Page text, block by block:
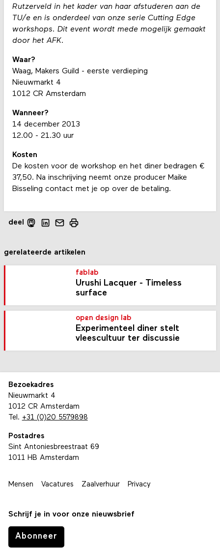
Rutzerveld in het kader van haar afstuderen aan de
TU/e en is onderdeel van onze serie Cutting Edge
workshops. Dit event wordt mede mogelijk gemaakt
door het AFK.
Waar?
Waag, Makers Guild - eerste verdieping
Nieuwmarkt 4
1012 CR Amsterdam
Wanneer?
14 december 2013
12.00 - 21.30 uur
Kosten
De kosten voor de workshop en het diner bedragen €
37,50. Na inschrijving neemt onze producer Maike
Bisseling contact met je op over de betaling.
deel
gerelateerde artikelen
fablab
Urushi Lacquer - Timeless
surface
open design lab
Experimenteel diner stelt
vleescultuur ter discussie
Bezoekadres
Nieuwmarkt 4
1012 CR Amsterdam
Tel. +31 (0)20 5579898
Postadres
Sint Antoniesbreestraat 69
1011 HB Amsterdam
Mensen Vacatures Zaalverhuur Privacy
Schrijf je in voor onze nieuwsbrief
Abonneer